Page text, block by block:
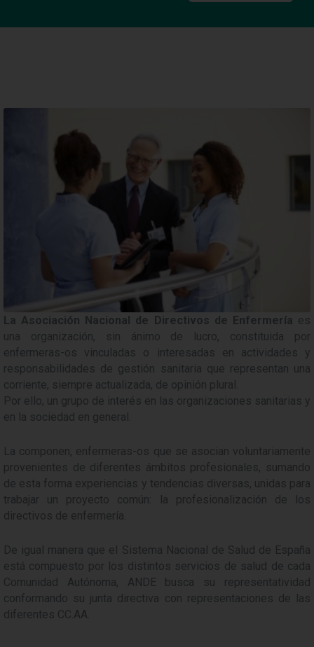
La Asociación Nacional de Directivos de Enfermería es
una organización, sin ánimo de lucro, constituida por
enfermeras-os vinculadas o interesadas en actividades y
responsabilidades de gestión sanitaria que representan una
corriente, siempre actualizada, de opinión plural.
Por ello, un grupo de interés en las organizaciones sanitarias y
en la sociedad en general.
La componen, enfermeras-os que se asocian voluntariamente
provenientes de diferentes ámbitos profesionales, sumando
de esta forma experiencias y tendencias diversas, unidas para
trabajar un proyecto común: la profesionalización de los
directivos de enfermería.
De igual manera que el Sistema Nacional de Salud de España
está compuesto por los distintos servicios de salud de cada
Comunidad Autónoma, ANDE busca su representatividad
conformando su junta directiva con representaciones de las
diferentes CC.AA.